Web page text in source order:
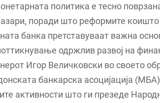
политика е тесно
поради што реформите коишто
банка претставуваат важна
одржлив развој на
Игор Величковски во своето
банкарска асоцијација
активности што ги презеде